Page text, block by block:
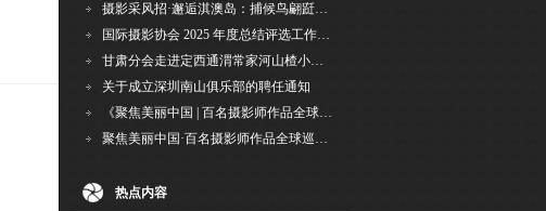
摄影采风招·邂逅淇澳岛：捕候鸟翩跹，寻古村烟火，追海上霞光
国际摄影协会 2025 年度总结评选工作的通知
甘肃分会走进定西通渭常家河山楂小镇旅游景区开展"红果满枝迎丰岁·山楂小镇庆佳节"为主
关于成立深圳南山俱乐部的聘任通知
《聚焦美丽中国 | 百名摄影师作品全球巡回展》（晋中）开幕新闻通稿
聚焦美丽中国·百名摄影师作品全球巡展深圳站盛大开幕
热点内容